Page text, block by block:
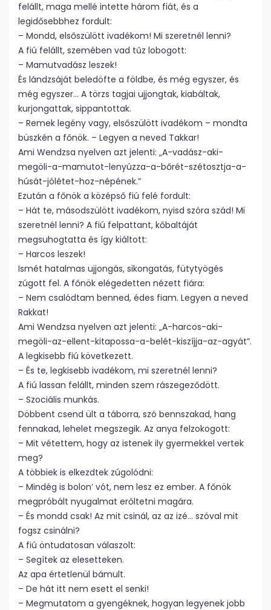
felállt, maga mellé intette három fiát, és a
legidősebbhez fordult:
– Mondd, elsőszülött ivadékom! Mi szeretnél lenni?
A fiú felállt, szemében vad tűz lobogott:
– Mamutvadász leszek!
És lándzsáját beledöfte a földbe, és még egyszer, és
még egyszer… A törzs tagjai ujjongtak, kiabáltak,
kurjongattak, sippantottak.
– Remek legény vagy, elsőszülött ivadékom – mondta
büszkén a főnök. – Legyen a neved Takkar!
Ami Wendzsa nyelven azt jelenti: „A-vadász-aki-
megöli-a-mamutot-lenyúzza-a-bőrét-szétosztja-a-
húsát-jólétet-hoz-népének.”
Ezután a főnök a középső fiú felé fordult:
– Hát te, másodszülött ivadékom, nyisd szóra szád! Mi
szeretnél lenni? A fiú felpattant, kőbaltáját
megsuhogtatta és így kiáltott:
– Harcos leszek!
Ismét hatalmas ujjongás, sikongatás, fütytyögés
zúgott fel. A főnök elégedetten nézett fiára:
– Nem csalódtam benned, édes fiam. Legyen a neved
Rakkat!
Ami Wendzsa nyelven azt jelenti: „A-harcos-aki-
megöli-az-ellent-kitapossa-a-belét-kiszíjja-az-agyát”.
A legkisebb fiú következett.
– És te, legkisebb ivadékom, mi szeretnél lenni?
A fiú lassan felállt, minden szem rászegeződött.
– Szociális munkás.
Döbbent csend ült a táborra, szó bennszakad, hang
fennakad, lehelet megszegik. Az anya felzokogott:
– Mit vétettem, hogy az istenek ily gyermekkel vertek
meg?
A többiek is elkezdtek zúgolódni:
– Mindég is bolon’ vót, nem lesz ez ember. A főnök
megpróbált nyugalmat erőltetni magára.
– És mondd csak! Az mit csinál, az az izé… szóval mit
fogsz csinálni?
A fiú öntudatosan válaszolt:
– Segítek az elesetteken.
Az apa értetlenül bámult.
– De hát itt nem esett el senki!
– Megmutatom a gyengéknek, hogyan legyenek jobb